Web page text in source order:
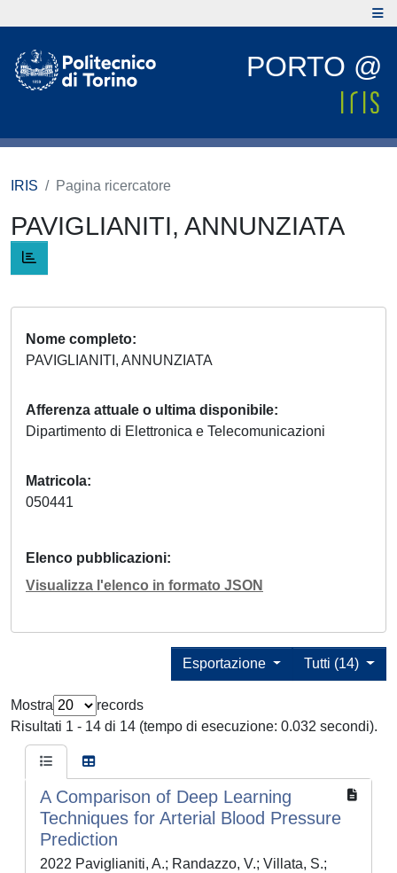
PORTO @
IRIS Pagina ricercatore
PAVIGLIANITI, ANNUNZIATA
Nome completo
PAVIGLIANITI, ANNUNZIATA
Afferenza attuale o ultima disponibile
Dipartimento di Elettronica e Telecomunicazioni
Matricola
050441
Elenco pubblicazioni
Visualizza l'elenco in formato JSON
Tutti (14)
Esportazione
Mostra
records
Risultati 1 - 14 di 14 (tempo di esecuzione: 0.032 secondi).
A Comparison of Deep Learning
Techniques for Arterial Blood Pressure
Prediction
2022 Paviglianiti, A.; Randazzo, V.; Villata, S.;